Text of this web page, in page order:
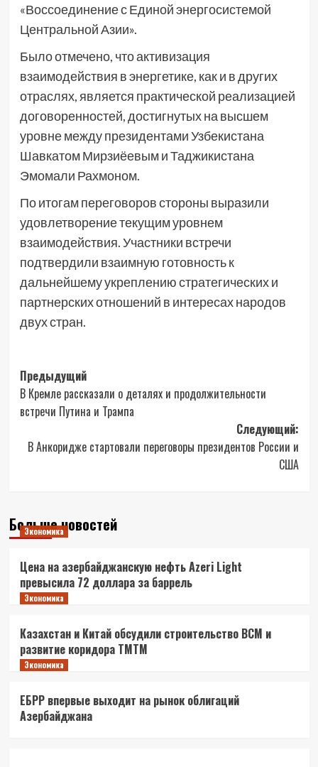
«Воссоединение с Единой энергосистемой
Центральной Азии».
Было отмечено, что активизация
взаимодействия в энергетике, как и в других
отраслях, является практической реализацией
договоренностей, достигнутых на высшем
уровне между президентами Узбекистана
Шавкатом Мирзиёевым и Таджикистана
Эмомали Рахмоном.
По итогам переговоров стороны выразили
удовлетворение текущим уровнем
взаимодействия. Участники встречи
подтвердили взаимную готовность к
дальнейшему укреплению стратегических и
партнерских отношений в интересах народов
двух стран.
Навигация
записи
Предыдущий
В Кремле рассказали о деталях и продолжительности
встречи Путина и Трампа
Следующий:
В Анкоридже стартовали переговоры президентов России и
США
Больше новостей
Экономика
Цена на азербайджанскую нефть Azeri Light
превысила 72 доллара за баррель
Экономика
Казахстан и Китай обсудили строительство ВСМ и
развитие коридора ТМТМ
Экономика
ЕБРР впервые выходит на рынок облигаций
Азербайджана